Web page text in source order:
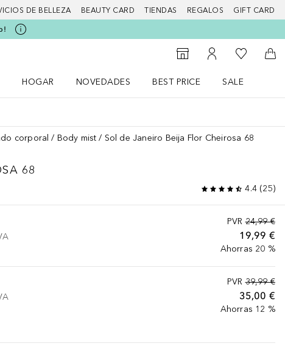
DE BELLEZA BEAUTY CARD TIENDAS REGALOS GIFT CARD
Al Storefinder
Mi cuenta
Mi lista de
A
HOGAR
NOVEDADES
BEST PRICE
SALE
corporal Body mist Sol de Janeiro Beija Flor Cheirosa 68
68
4.4(25)
PVR 24,99 €
19,99 €
Ahorras 20 %
PVR 39,99 €
35,00 €
Ahorras 12 %